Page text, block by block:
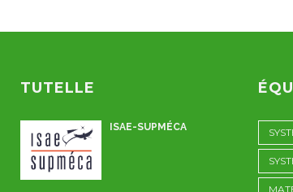
TUTELLE
ISAE-SUPMÉCA